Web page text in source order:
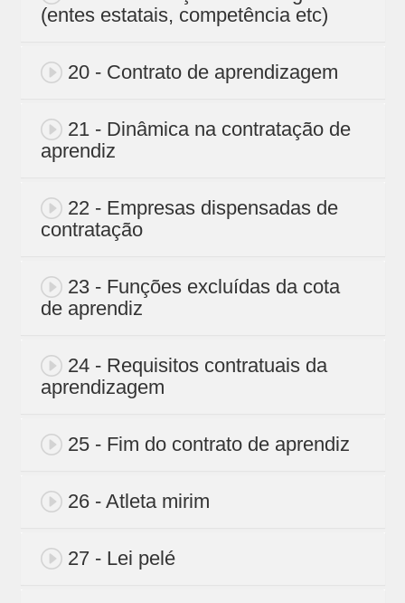
(entes estatais, competência etc)
20 - Contrato de aprendizagem
21 - Dinâmica na contratação de
aprendiz
22 - Empresas dispensadas de
contratação
23 - Funções excluídas da cota
de aprendiz
24 - Requisitos contratuais da
aprendizagem
25 - Fim do contrato de aprendiz
26 - Atleta mirim
27 - Lei pelé